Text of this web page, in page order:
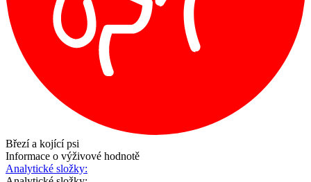
Březí a kojící psi
Informace o výživové hodnotě
Analytické složky: